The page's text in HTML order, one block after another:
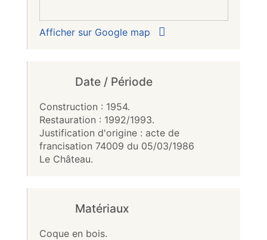
Afficher sur Google map
Date / Période
Construction : 1954.
Restauration : 1992/1993.
Justification d'origine : acte de
francisation 74009 du 05/03/1986
Le Château.
Matériaux
Coque en bois.